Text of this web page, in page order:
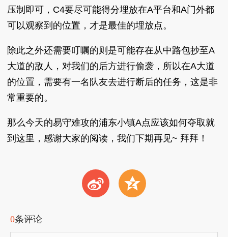
压制即可，C4要尽可能得分埋放在A平台和A门外都
可以观察到的位置，才是最佳的埋放点。
除此之外还需要叮嘱的则是可能存在从中路包抄至A
大道的敌人，对我们的后方进行偷袭，所以在A大道
的位置，需要有一名队友去进行断后的任务，这是非
常重要的。
那么今天的易守难攻的浦东小镇A点应该如何夺取就
到这里，感谢大家的阅读，我们下期再见~ 拜拜！
t z
0条评论